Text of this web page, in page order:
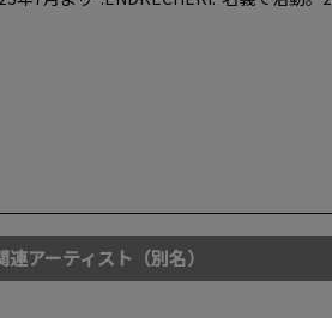
連アーティスト（別名）